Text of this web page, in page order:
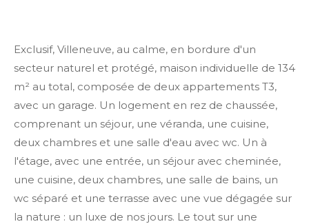
Exclusif, Villeneuve, au calme, en bordure d'un
secteur naturel et protégé, maison individuelle de 134
m² au total, composée de deux appartements T3,
avec un garage. Un logement en rez de chaussée,
comprenant un séjour, une véranda, une cuisine,
deux chambres et une salle d'eau avec wc. Un à
l'étage, avec une entrée, un séjour avec cheminée,
une cuisine, deux chambres, une salle de bains, un
wc séparé et une terrasse avec une vue dégagée sur
la nature : un luxe de nos jours. Le tout sur une